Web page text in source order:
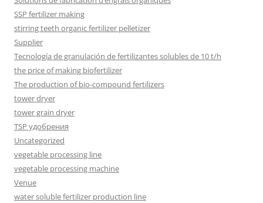
SSP fertilizer making
stirring teeth organic fertilizer pelletizer
Supplier
Tecnología de granulación de fertilizantes solubles de 10 t/h
the price of making biofertilizer
The production of bio-compound fertilizers
tower dryer
tower grain dryer
TSP удобрения
Uncategorized
vegetable processing line
vegetable processing machine
Venue
water soluble fertilizer production line